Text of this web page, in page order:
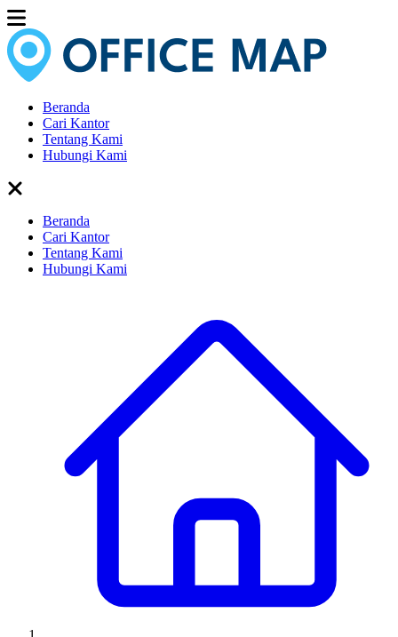
Beranda
Cari Kantor
Tentang Kami
Hubungi Kami
Beranda
Cari Kantor
Tentang Kami
Hubungi Kami